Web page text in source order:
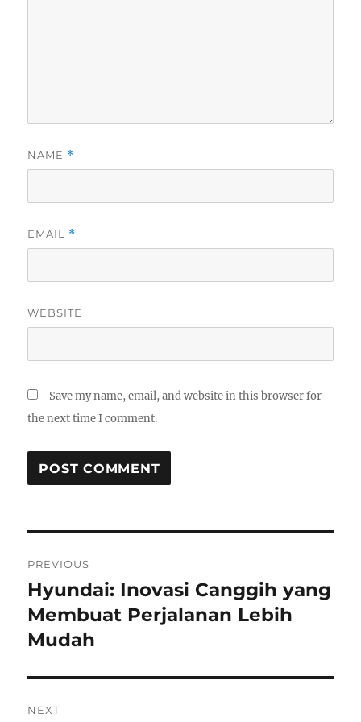
NAME *
EMAIL *
WEBSITE
Save my name, email, and website in this browser for
the next time I comment.
navigation
PREVIOUS
Previous
post:
Hyundai: Inovasi Canggih yang
Membuat Perjalanan Lebih
Mudah
NEXT